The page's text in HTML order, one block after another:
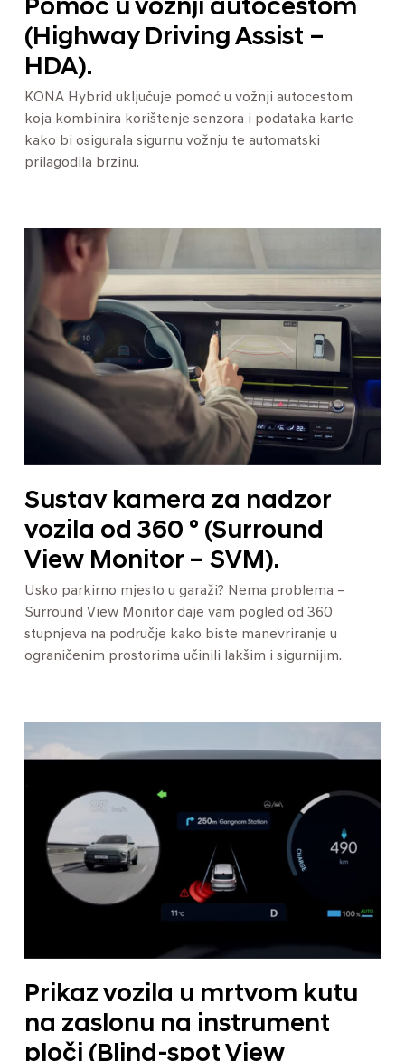
Pomoć u vožnji autocestom
(Highway Driving Assist –
HDA).
KONA Hybrid uključuje pomoć u vožnji autocestom
koja kombinira korištenje senzora i podataka karte
kako bi osigurala sigurnu vožnju te automatski
prilagodila brzinu.
Sustav kamera za nadzor
vozila od 360 ° (Surround
View Monitor – SVM).
Usko parkirno mjesto u garaži? Nema problema –
Surround View Monitor daje vam pogled od 360
stupnjeva na područje kako biste manevriranje u
ograničenim prostorima učinili lakšim i sigurnijim.
Prikaz vozila u mrtvom kutu
na zaslonu na instrument
ploči (Blind-spot View